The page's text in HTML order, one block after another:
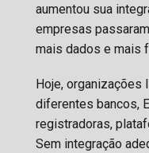
aumentou sua
empresas
mais dados e mais
Hoje, organizações
diferentes bancos,
registradoras,
Sem integração